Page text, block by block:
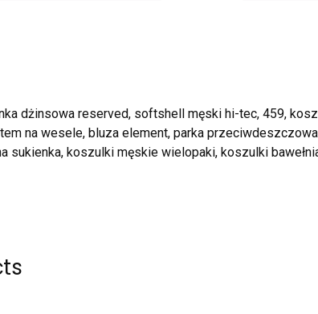
dżinsowa reserved, softshell męski hi-tec, 459,
na wesele, bluza element, parka
sukienka, koszulki męskie wielopaki, koszulki